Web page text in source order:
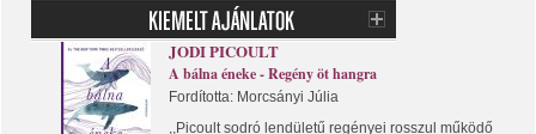
JODI PICOULT
A bálna éneke - Regény öt hangra
Fordította: Morcsányi Júlia
,,Picoult sodró lendületű regényei rosszul működő